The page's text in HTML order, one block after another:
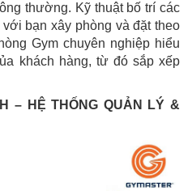
thường. Kỹ thuật bố trí các
bạn xây phòng và đặt theo
Gym chuyên nghiệp hiểu
khách hàng, từ đó sắp xếp
– HỆ THỐNG QUẢN LÝ &